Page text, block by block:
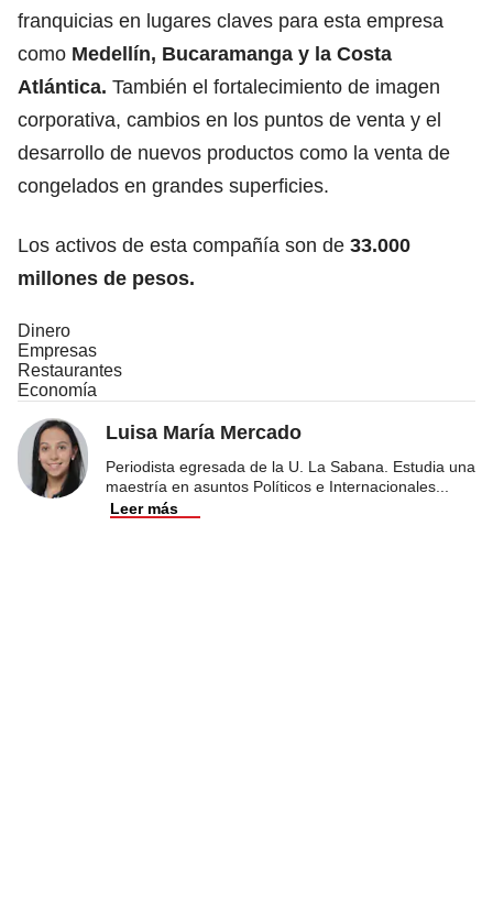
franquicias en lugares claves para esta empresa
como Medellín, Bucaramanga y la Costa
Atlántica. También el fortalecimiento de imagen
corporativa, cambios en los puntos de venta y el
desarrollo de nuevos productos como la venta de
congelados en grandes superficies.
Los activos de esta compañía son de 33.000
millones de pesos.
Dinero
Empresas
Restaurantes
Economía
Luisa María Mercado
Periodista egresada de la U. La Sabana. Estudia una
maestría en asuntos Políticos e Internacionales
Leer más